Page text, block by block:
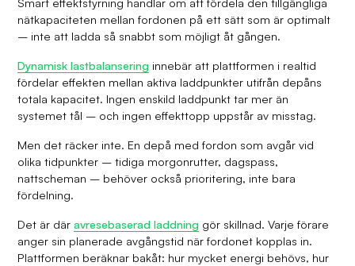
nätkapaciteten mellan fordonen på ett sätt som är optimalt
– inte att ladda så snabbt som möjligt åt gången.
Dynamisk lastbalansering innebär att plattformen i realtid
fördelar effekten mellan aktiva laddpunkter utifrån depåns
totala kapacitet. Ingen enskild laddpunkt tar mer än
systemet tål – och ingen effekttopp uppstår av misstag.
Men det räcker inte. En depå med fordon som avgår vid
olika tidpunkter – tidiga morgonrutter, dagspass,
nattscheman – behöver också prioritering, inte bara
fördelning.
Det är däravresebaserad laddning gör skillnad. Varje förare
anger sin planerade avgångstid när fordonet kopplas in.
Plattformen beräknar bakåt: hur mycket energi behövs, hur